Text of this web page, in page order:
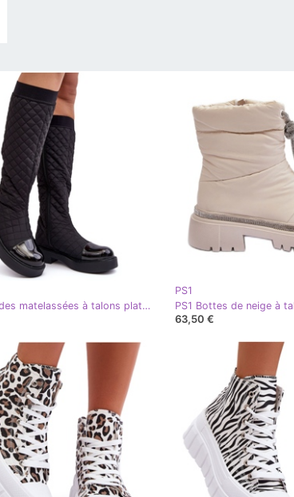
PS1 Cuissardes matelassées à talons plats, noir Amalfri
PS1
63,50 €